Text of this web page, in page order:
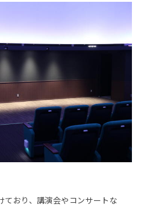
ており、講演会やコンサートな